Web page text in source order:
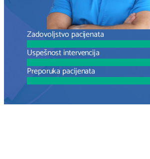
Zadovoljstvo pacijenata
Uspešnost intervencija
Preporuka pacijenata